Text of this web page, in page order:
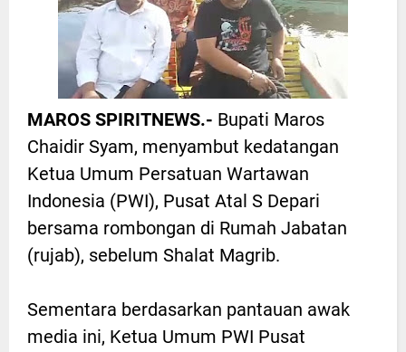
MAROS SPIRITNEWS.- Bupati Maros
Chaidir Syam, menyambut kedatangan
Ketua Umum Persatuan Wartawan
Indonesia (PWI), Pusat Atal S Depari
bersama rombongan di Rumah Jabatan
(rujab), sebelum Shalat Magrib.
Sementara berdasarkan pantauan awak
media ini, Ketua Umum PWI Pusat